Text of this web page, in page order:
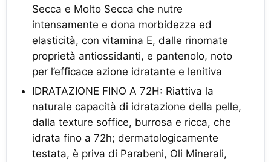
Secca e Molto Secca che nutre
intensamente e dona morbidezza ed
elasticità, con vitamina E, dalle rinomate
proprietà antiossidanti, e pantenolo, noto
per l’efficace azione idratante e lenitiva
IDRATAZIONE FINO A 72H: Riattiva la
naturale capacità di idratazione della pelle,
dalla texture soffice, burrosa e ricca, che
idrata fino a 72h; dermatologicamente
testata, è priva di Parabeni, Oli Minerali,